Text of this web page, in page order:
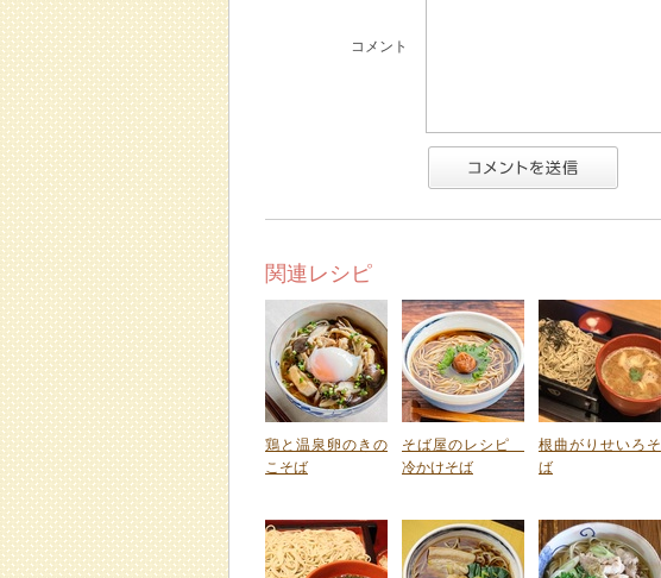
コメント
関連レシピ
鶏と温泉卵のきの
こそば
そば屋のレシピ
冷かけそば
根曲がりせいろそ
ば